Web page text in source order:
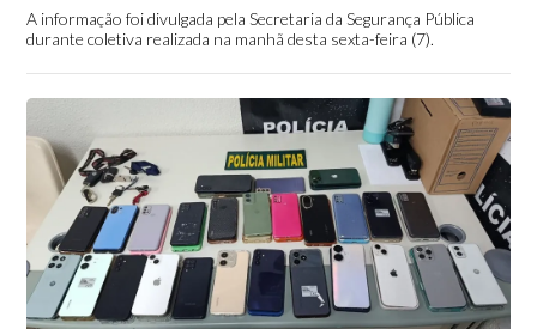
A informação foi divulgada pela Secretaria da Segurança Pública
durante coletiva realizada na manhã desta sexta-feira (7).